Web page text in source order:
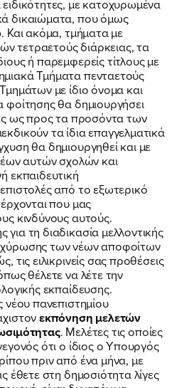
με κατοχυρωμένα
δικαιώματα, που όμως
Και ακόμα, τμήματα με
τετραετούς διάρκειας, τα
ή παρεμφερείς τίτλους με
Τμήματα πενταετούς
με ίδιο όνομα και
φοίτησης θα δημιουργήσει
ως προς τα προσόντα των
τα ίδια επαγγελματικά
θα δημιουργηθεί και με
αυτών σχολών και
εκπαιδευτική
από το εξωτερικό
που μας
κινδύνους αυτούς.
τη διαδικασία μελλοντικής
των νέων αποφοίτων
τις ειλικρινείς σας προθέσεις
θέλετε να λέτε την
εκπαίδευσης.
νέου πανεπιστημίου
εκπόνηση μελετών
. Μελέτες τις οποίες
ότι ο ίδιος ο Υπουργός
πριν από ένα μήνα, με
έθετε στη δημοσιότητα λίγες